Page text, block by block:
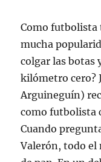
Como futbolista
mucha
colgar las botas
kilómetro cero?
Arguineguín)
como futbolista
Cuando
Valerón, todo el